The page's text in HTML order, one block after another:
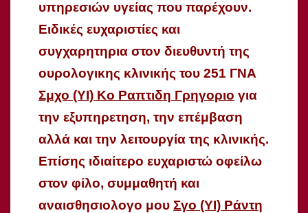
υπηρεσιών υγείας που παρέχουν.
Ειδικές ευχαριστίες και
συγχαρητηρια στον διευθυντή της
ουρολογικης κλινικής του 251 ΓΝΑ
Σμχο (ΥΙ) Κο Ραπτιδη Γρηγοριο για
την εξυπηρετηση, την επέμβαση
αλλά και την λειτουργία της κλινικής.
Επίσης ιδιαίτερο ευχαριστώ οφείλω
στον φίλο, συμμαθητή και
αναισθησιολογο μου Σγο (ΥΙ) Ράντη